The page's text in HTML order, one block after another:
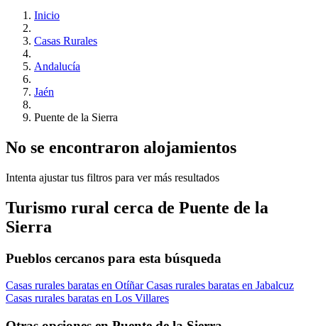
Inicio
Casas Rurales
Andalucía
Jaén
Puente de la Sierra
No se encontraron alojamientos
Intenta ajustar tus filtros para ver más resultados
Turismo rural cerca de Puente de la
Sierra
Pueblos cercanos para esta búsqueda
Casas rurales baratas en OtíñarCasas rurales baratas en Jabalcuz
Casas rurales baratas en Los Villares